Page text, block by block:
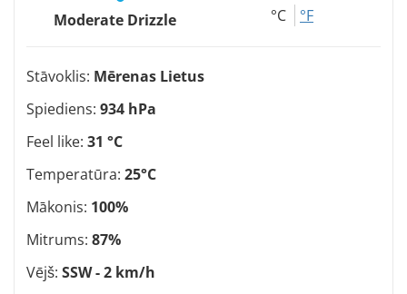
Moderate Drizzle °C °F
Stāvoklis: Mērenas Lietus
Spiediens: 934 hPa
Feel like: 31 °C
Temperatūra: 25°C
Mākonis: 100%
Mitrums: 87%
Vējš: SSW - 2 km/h